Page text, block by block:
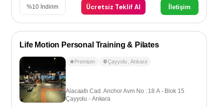
%10 İndirim Ücretsiz Teklif Al İletişim
Life Motion Personal Training & Pilates
Premium Çayyolu ,Ankara
Alacaatlı Cad. Anchor Avm No : 18 A - Blok 15
Çayyolu - Ankara